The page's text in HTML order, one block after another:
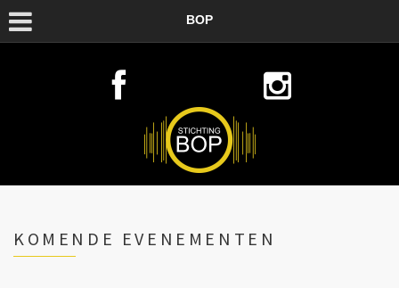
BOP
KOMENDE EVENEMENTEN